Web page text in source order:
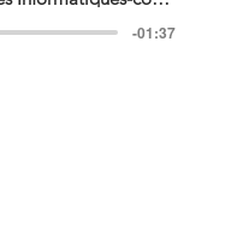
-01:37